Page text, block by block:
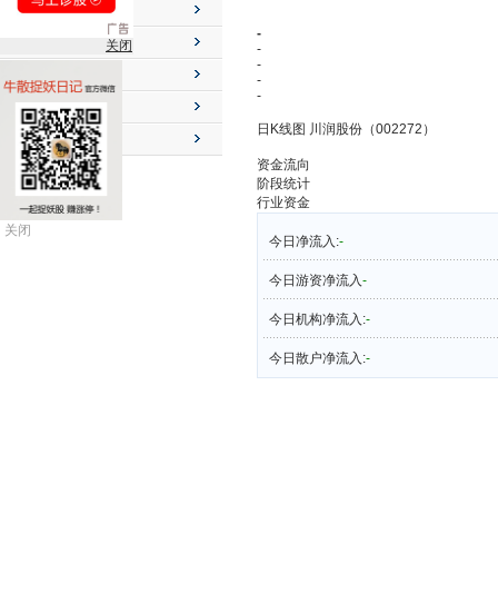
关闭
[欧洲]
英国富时
[其他]
纽约原油 99.70 0.00%
市场速览
公司动态
送配解禁
-
-
-
-
-
日K线图 川润股份（002272）
资金流向
阶段统计
行业资金
今日净流入:-
今日游资净流入-
今日机构净流入:-
今日散户净流入:-
关闭